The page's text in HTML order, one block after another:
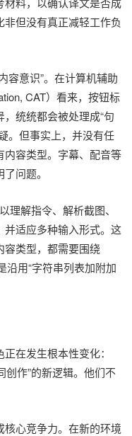
但没有真正减轻工作负
容意识”。在计算机辅助
CAT）看来，按钮标
统统都会被处理成“句
。但事实上，并没有任
容类型。字幕、配音等
问题。
理解指令、解析截图、
适应多种输入形式。这
容类型，都需要围绕
沿用“字符串列表加附加
在发生根本性变化：
创作”的新逻辑。他们不
心竞争力。在新的环境